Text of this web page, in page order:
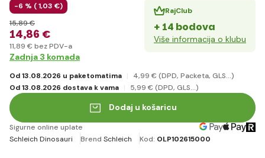
-6 % (1,03 €)
14,86 €
15,89 €
11,89 € bez PDV-a
RajClub
+ 14 bodova
Više informacija o klubu
Zadnja 3 komada
Od 13.08.2026 u paketomatima 4,99 € (DPD, Packeta, GLS...)
Od 13.08.2026 dostava k vama
5,99 € (DPD, GLS...)
Dodaj u košaricu
Sigurne online uplate
Schleich Dinosauri
Brend Schleich Kod: OLP102615000